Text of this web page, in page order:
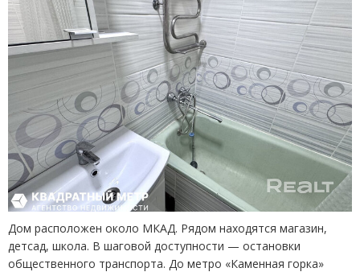
Дом расположен около МКАД. Рядом находятся магазин,
детсад, школа. В шаговой доступности — остановки
общественного транспорта. До метро «Каменная горка»